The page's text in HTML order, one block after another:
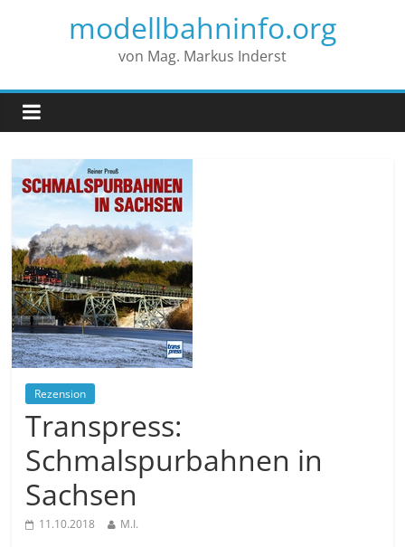
modellbahninfo.org
von Mag. Markus Inderst
Rezension
Transpress:
Schmalspurbahnen in
Sachsen
11.10.2018 M.I.